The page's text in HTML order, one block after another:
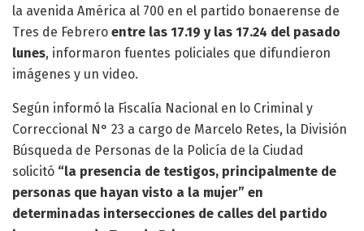
la avenida América al 700 en el partido bonaerense de
Tres de Febrero entre las 17.19 y las 17.24 del pasado
lunes, informaron fuentes policiales que difundieron
imágenes y un video.
Según informó la Fiscalía Nacional en lo Criminal y
Correccional N° 23 a cargo de Marcelo Retes, la División
Búsqueda de Personas de la Policía de la Ciudad
solicitó “la presencia de testigos, principalmente de
personas que hayan visto a la mujer” en
determinadas intersecciones de calles del partido